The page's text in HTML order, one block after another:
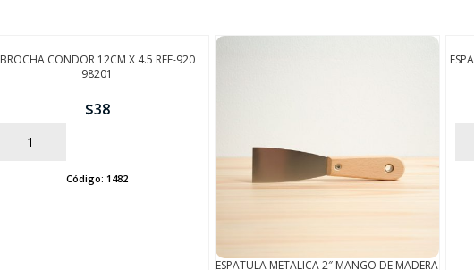
BROCHA CONDOR 12CM X 4.5 REF-920
98201
$38
AÑADIR
Código:1482
ESPATULA METALICA 2″ MANGO DE MADERA